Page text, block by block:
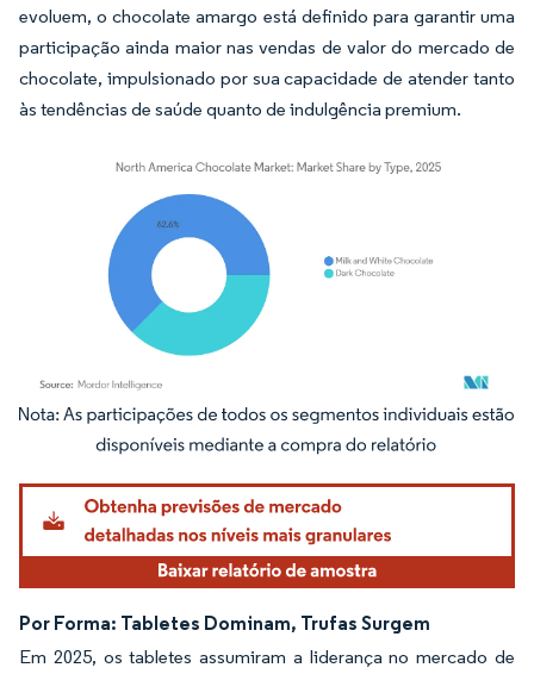
evoluem, o chocolate amargo está definido para garantir uma
participação ainda maior nas vendas de valor do mercado de
chocolate, impulsionado por sua capacidade de atender tanto
às tendências de saúde quanto de indulgência premium.
Imagem © Mordor Intelligence. O reuso requer atribuição conforme CC BY 4.0.
Por Forma: Tabletes Dominam, Trufas Surgem
Em 2025, os tabletes assumiram a liderança no mercado de